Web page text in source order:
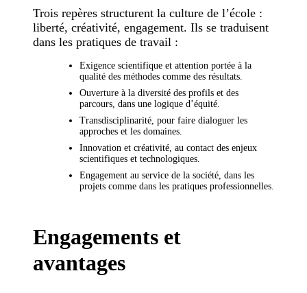
Trois repères structurent la culture de l’école :
liberté, créativité, engagement. Ils se traduisent
dans les pratiques de travail :
Exigence scientifique et attention portée à la
qualité des méthodes comme des résultats.
Ouverture à la diversité des profils et des
parcours, dans une logique d’équité.
Transdisciplinarité, pour faire dialoguer les
approches et les domaines.
Innovation et créativité, au contact des enjeux
scientifiques et technologiques.
Engagement au service de la société, dans les
projets comme dans les pratiques professionnelles.
Engagements et
avantages